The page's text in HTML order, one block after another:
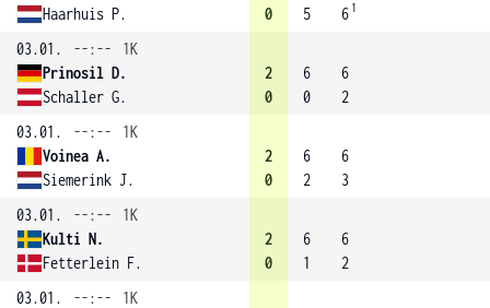
Haarhuis P.
0
5
6 1
03.01. --:--
1K
Prinosil D.
Schaller G.
2
0
6
0
6
2
03.01.
--:--
1K
Voinea A.
Siemerink J.
2
0
6
2
6
3
03.01.
--:--
1K
Kulti N.
Fetterlein F.
2
0
6
1
6
2
03.01.
--:--
1K